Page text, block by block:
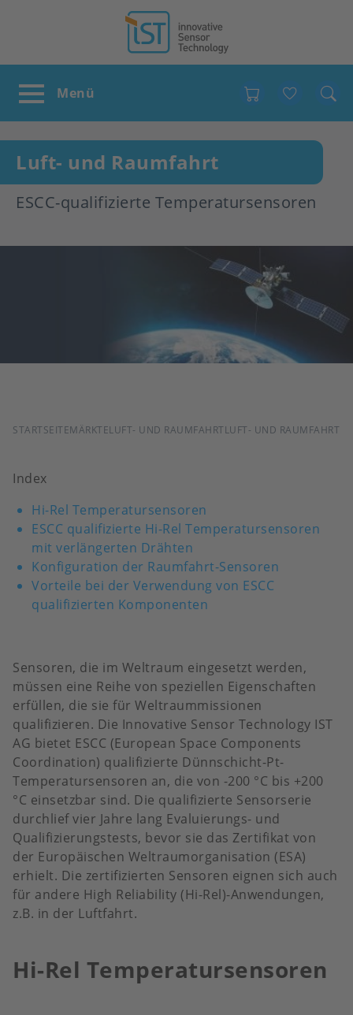
Luft- und Raumfahrt
ESCC-qualifizierte Temperatursensoren
PFADNAVIGATION
STARTSEITEMÄRKTELUFT- UND RAUMFAHRTLUFT- UND RAUMFAHRT
Sensoren, die im Weltraum eingesetzt werden,
müssen eine Reihe von speziellen Eigenschaften
erfüllen, die sie für Weltraummissionen
qualifizieren. Die Innovative Sensor Technology IST
AG bietet ESCC (European Space Components
Coordination) qualifizierte Dünnschicht-Pt-
Temperatursensoren an, die von -200 °C bis +200
°C einsetzbar sind. Die qualifizierte Sensorserie
durchlief vier Jahre lang Evaluierungs- und
Qualifizierungstests, bevor sie das Zertifikat von
der Europäischen Weltraumorganisation (ESA)
erhielt. Die zertifizierten Sensoren eignen sich auch
für andere High Reliability (Hi-Rel)-Anwendungen,
z.B. in der Luftfahrt.
Index
Hi-Rel Temperatursensoren
ESCC qualifizierte Hi-Rel Temperatursensoren
mit verlängerten Drähten
Konfiguration der Raumfahrt-Sensoren
Vorteile bei der Verwendung von ESCC
qualifizierten Komponenten
Hi-Rel Temperatursensoren